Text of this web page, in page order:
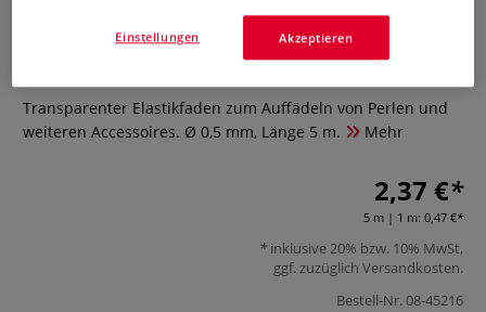
Elastikfaden
0 Bewertungen
Transparenter Elastikfaden zum Auffädeln von Perlen und
weiteren Accessoires. Ø 0,5 mm, Länge 5 m.
Mehr
2,37 €
5 m | 1 m: 0,47 €
inklusive 20% bzw. 10% MwSt,
ggf. zuzüglich Versandkosten.
Bestell-Nr.08-45216
Akzeptieren
Einstellungen